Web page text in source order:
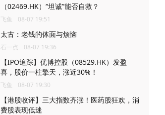
（02469.HK）“坦诚”能否自救？
飞鱼 08-07 19:51
太古：老钱的体面与烦恼
石一点 08-07 19:36
【IPO追踪】优博控股（08529.HK）发盈
喜，股价一柱擎天，涨近30%！
飞鱼 08-07 19:30
【港股收评】三大指数齐涨！医药股狂欢，消
费股表现低迷